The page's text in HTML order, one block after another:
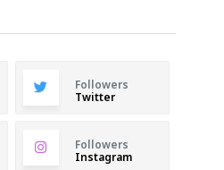
Followers
Twitter
Followers
Instagram